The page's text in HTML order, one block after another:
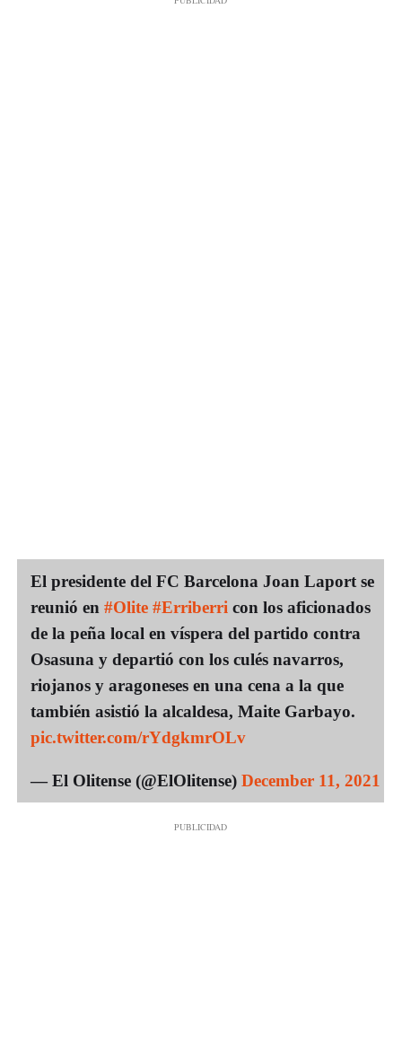
El presidente del FC Barcelona Joan Laport se
reunió en #Olite #Erriberri con los aficionados
de la peña local en víspera del partido contra
Osasuna y departió con los culés navarros,
riojanos y aragoneses en una cena a la que
también asistió la alcaldesa, Maite Garbayo.
pic.twitter.com/rYdgkmrOLv
— El Olitense (@ElOlitense) December 11, 2021